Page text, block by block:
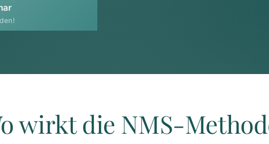
wirkt die NMS-